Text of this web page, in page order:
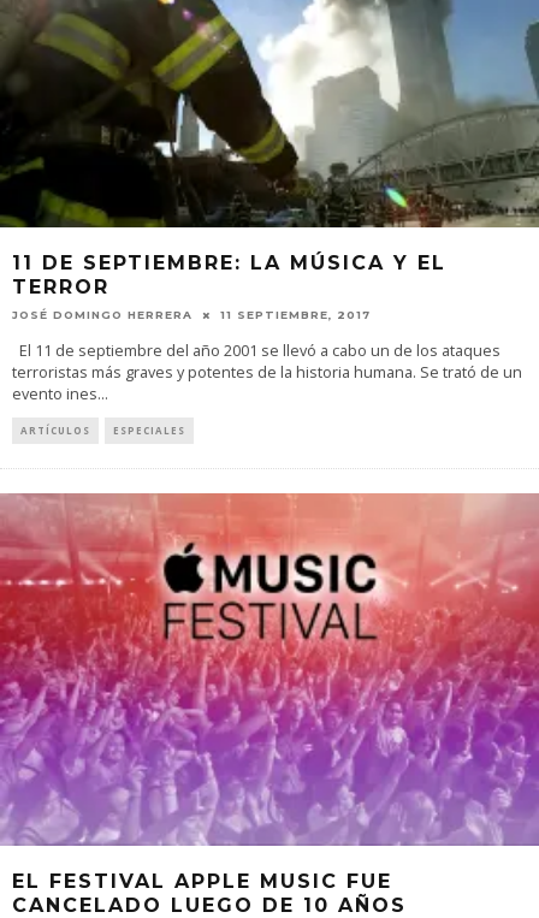
11 DE SEPTIEMBRE: LA MÚSICA Y EL
TERROR
JOSÉ DOMINGO HERRERA 11 SEPTIEMBRE, 2017
El 11 de septiembre del año 2001 se llevó a cabo un de los ataques
terroristas más graves y potentes de la historia humana. Se trató de un
evento ines...
ARTÍCULOS ESPECIALES
EL FESTIVAL APPLE MUSIC FUE
CANCELADO LUEGO DE 10 AÑOS